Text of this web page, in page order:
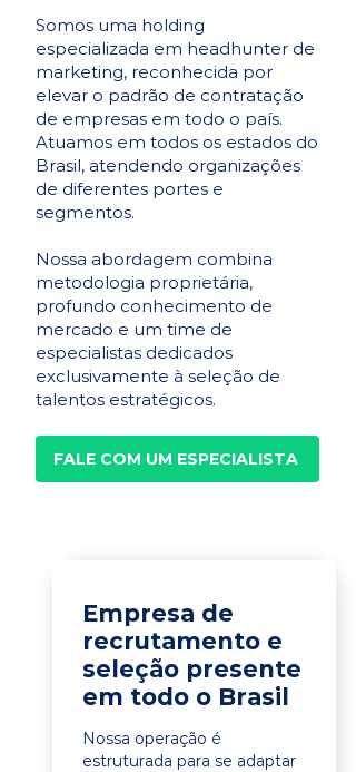
Somos uma holding
especializada em headhunter de
marketing, reconhecida por
elevar o padrão de contratação
de empresas em todo o país.
Atuamos em todos os estados do
Brasil, atendendo organizações
de diferentes portes e
segmentos.
Nossa abordagem combina
metodologia proprietária,
profundo conhecimento de
mercado e um time de
especialistas dedicados
exclusivamente à seleção de
talentos estratégicos.
FALE COM UM ESPECIALISTA
Empresa de
recrutamento e
seleção presente
em todo o Brasil
Nossa operação é
estruturada para se adaptar